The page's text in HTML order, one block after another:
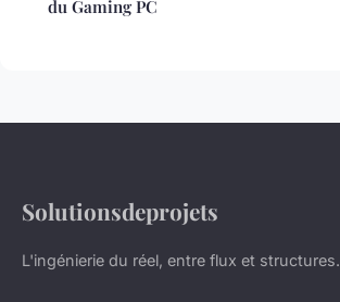
du Gaming PC
Solutionsdeprojets
L'ingénierie du réel, entre flux et structures.